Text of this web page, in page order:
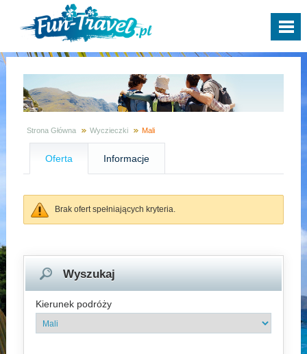
Strona Główna Wyczieczki Mali
Oferta Informacje
Brak ofert spełniających kryteria.
Wyszukaj
Kierunek podróży